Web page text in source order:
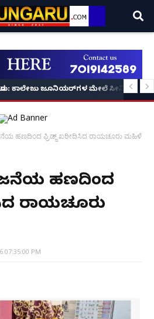
– ಕಾಲೇಜು ಆಡಳಿತದ ತಪಾಸಣೆಗೆ ಕಮಿಷನರ್ ರೆಡ್ಡಿ
ಕಾಲೇಜು ಜೂನಿಯರ್‌ಗಳ ಮೇಲೆ
ಹಣದಿಂದ ಫ್ರಿಡ್ಜ್ ಖರೀದಿಸಿದ ರಾಯಚೂರು ಮಹಿಳೆ
ಹಣದಿಂದ
ರಾಯಚೂರು
07:35:00 PM